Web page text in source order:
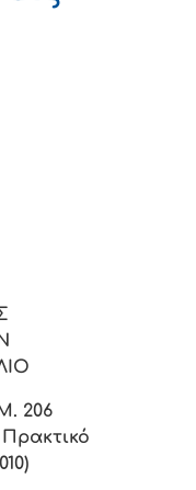
206